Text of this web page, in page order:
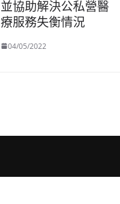
並協助解決公私營醫
療服務失衡情況
04/05/2022